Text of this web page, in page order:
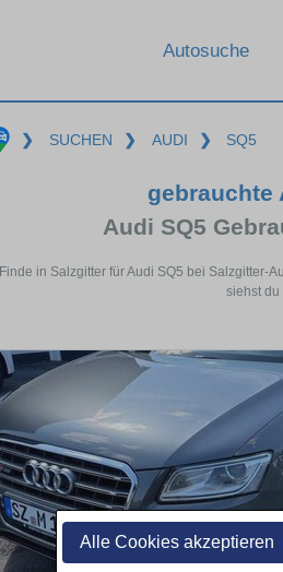
Alle Cookies akzeptieren
Autosuche
❯ SUCHEN ❯ AUDI ❯ SQ5
gebrauchte
Audi SQ5
Finde in Salzgitter für Audi SQ5 bei Salzgitter-
siehst du